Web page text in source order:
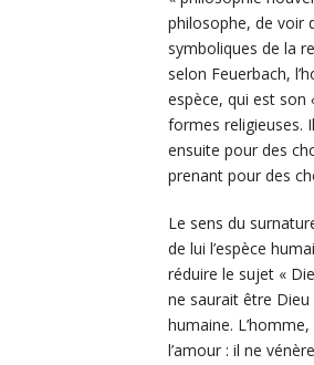
philosophe, de voir
symboliques de la
selon Feuerbach,
espèce, qui est son
formes religieuses.
ensuite pour des
prenant pour des
Le sens du
de lui l’espèce
réduire le sujet «
ne saurait être Dieu
humaine.
l’amour : il ne